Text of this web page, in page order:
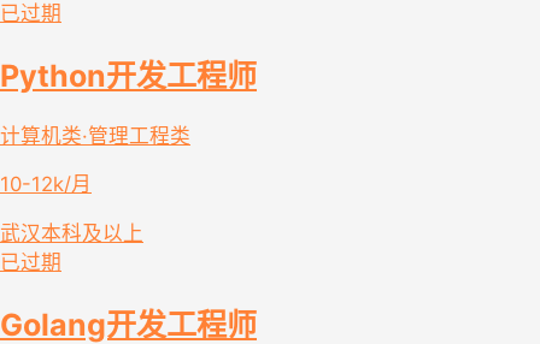
已过期
Python开发工程师
计算机类·管理工程类
10-12k/月
武汉本科及以上
已过期
Golang开发工程师